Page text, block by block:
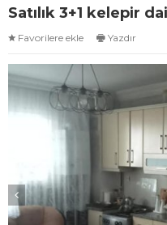
Satılık 3+1 kelepir
Favorilere ekle Yazdır